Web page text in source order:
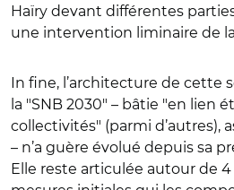
Haïry devant différentes
une intervention liminaire de
In fine, l’architecture de cette
la "SNB 2030" – bâtie "en lien
collectivités" (parmi d’autres),
– n’a guère évolué depuis sa
Elle reste articulée autour de 4